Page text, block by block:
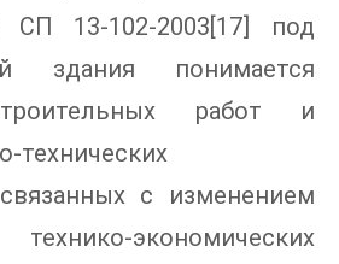
СП 13-102-2003[17] под
здания понимается
работ и
технических
с изменением
экономических